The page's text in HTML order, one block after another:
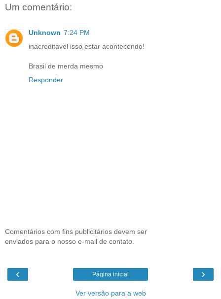
Um comentário:
Unknown 7:24 PM
inacreditavel isso estar acontecendo!
Brasil de merda mesmo
Responder
Comentários com fins publicitários devem ser
enviados para o nosso e-mail de contato.
‹ ›
Página inicial
Ver versão para a web